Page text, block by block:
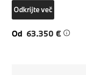
Odkrijte več
Od 63.350 €